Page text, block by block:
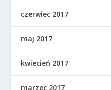
czerwiec 2017
maj 2017
kwiecień 2017
marzec 2017